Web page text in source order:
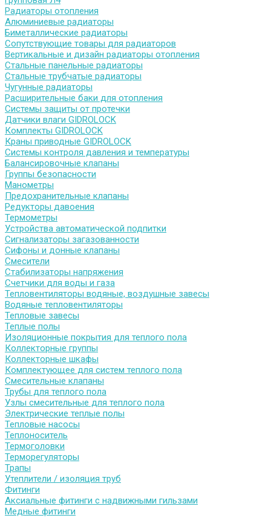
Радиаторы отопления
Алюминиевые радиаторы
Биметаллические радиаторы
Сопутствующие товары для радиаторов
Вертикальные и дизайн радиаторы отопления
Стальные панельные радиаторы
Стальные трубчатые радиаторы
Чугунные радиаторы
Расширительные баки для отопления
Системы защиты от протечки
Датчики влаги GIDROLOCK
Комплекты GIDROLOCK
Краны приводные GIDROLOCK
Системы контроля давления и температуры
Балансировочные клапаны
Группы безопасности
Манометры
Предохранительные клапаны
Редукторы давоения
Термометры
Устройства автоматической подпитки
Сигнализаторы загазованности
Сифоны и донные клапаны
Смесители
Стабилизаторы напряжения
Счетчики для воды и газа
Тепловентиляторы водяные, воздушные завесы
Водяные тепловентиляторы
Тепловые завесы
Теплые полы
Изоляционные покрытия для теплого пола
Коллекторные группы
Коллекторные шкафы
Комплектующее для систем теплого пола
Смесительные клапаны
Трубы для теплого пола
Узлы смесительные для теплого пола
Электрические теплые полы
Тепловые насосы
Теплоноситель
Термоголовки
Терморегуляторы
Трапы
Утеплители / изоляция труб
Фитинги
Аксиальные фитинги с надвижными гильзами
Медные фитинги